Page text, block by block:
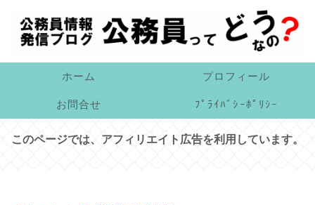
ホーム プロフィール
お問合せ ﾌﾟﾗｲﾊﾞｼｰﾎﾟﾘｼｰ
このページでは、アフィリエイト広告を利用しています。